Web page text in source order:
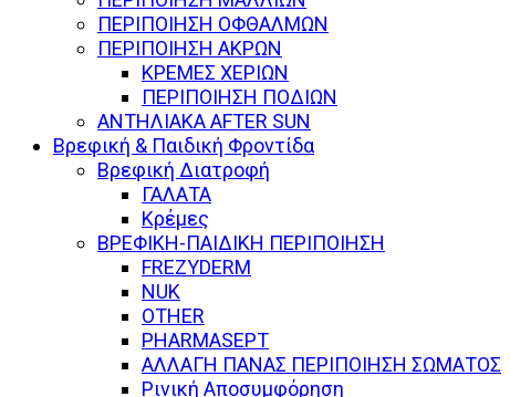
ΠΕΡΙΠΟΙΗΣΗ ΟΦΘΑΛΜΩΝ
ΠΕΡΙΠΟΙΗΣΗ ΑΚΡΩΝ
ΚΡΕΜΕΣ ΧΕΡΙΩΝ
ΠΕΡΙΠΟΙΗΣΗ ΠΟΔΙΩΝ
ΑΝΤΗΛΙΑΚΑ AFTER SUN
Βρεφική & Παιδική Φροντίδα
Βρεφική Διατροφή
ΓΑΛΑΤΑ
Κρέμες
ΒΡΕΦΙΚΗ-ΠΑΙΔΙΚΗ ΠΕΡΙΠΟΙΗΣΗ
FREZYDERM
NUK
OTHER
PHARMASEPT
ΑΛΛΑΓΗ ΠΑΝΑΣ ΠΕΡΙΠΟΙΗΣΗ ΣΩΜΑΤΟΣ
Ρινική Αποσυμφόρηση